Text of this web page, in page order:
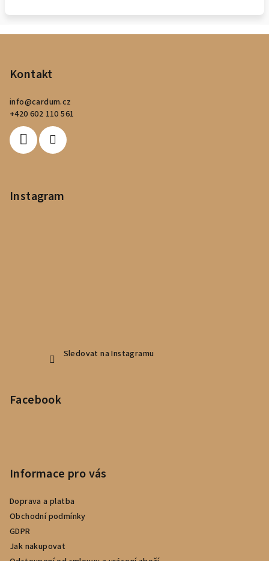
Kontakt
info@cardum.cz
+420 602 110 561
Instagram
Sledovat na Instagramu
Facebook
Informace pro vás
Doprava a platba
Obchodní podmínky
GDPR
Jak nakupovat